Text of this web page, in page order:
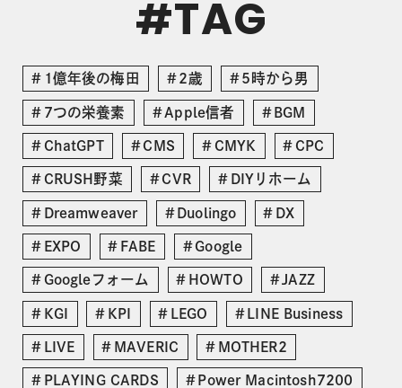
#TAG
1億年後の梅田 2歳 5時から男
7つの栄養素 Apple信者 BGM
ChatGPT CMS CMYK CPC
CRUSH野菜 CVR DIYリホーム
Dreamweaver Duolingo DX
EXPO FABE Google
Googleフォーム HOWTO JAZZ
KGI KPI LEGO LINE Business
LIVE MAVERIC MOTHER2
PLAYING CARDS Power Macintosh7200